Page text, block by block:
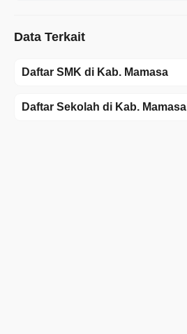
Data Terkait
Daftar SMK di Kab. Mamasa
Daftar Sekolah di Kab. Mamasa